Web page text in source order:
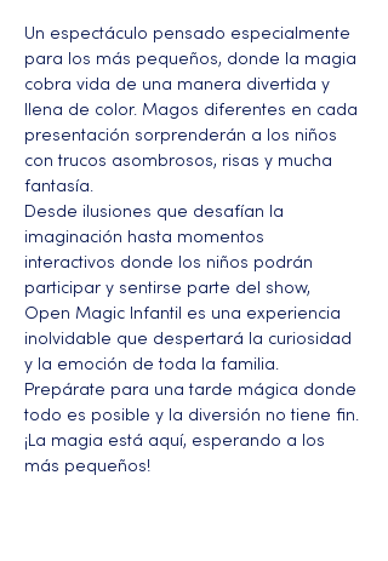
Un espectáculo pensado especialmente
para los más pequeños, donde la magia
cobra vida de una manera divertida y
llena de color. Magos diferentes en cada
presentación sorprenderán a los niños
con trucos asombrosos, risas y mucha
fantasía.
Desde ilusiones que desafían la
imaginación hasta momentos
interactivos donde los niños podrán
participar y sentirse parte del show,
Open Magic Infantil es una experiencia
inolvidable que despertará la curiosidad
y la emoción de toda la familia.
Prepárate para una tarde mágica donde
todo es posible y la diversión no tiene fin.
¡La magia está aquí, esperando a los
más pequeños!